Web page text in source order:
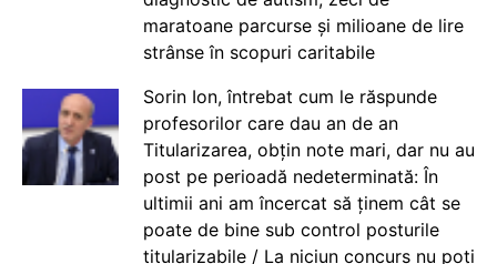
maratoane parcurse și milioane de lire
strânse în scopuri caritabile
Sorin Ion, întrebat cum le răspunde
profesorilor care dau an de an
Titularizarea, obțin note mari, dar nu au
post pe perioadă nedeterminată: În
ultimii ani am încercat să ținem cât se
poate de bine sub control posturile
titularizabile / La niciun concurs nu poți